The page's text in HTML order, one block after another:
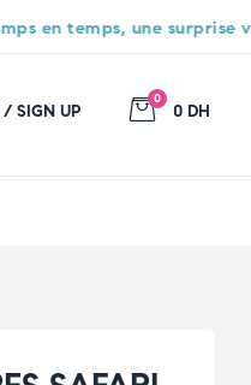
une surprise vous attend 🎁
SIGN UP
0
0 DH